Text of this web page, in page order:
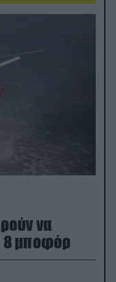
να
8 μποφόρ